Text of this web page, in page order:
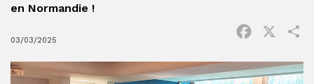
en Normandie !
03/03/2025
Facebook